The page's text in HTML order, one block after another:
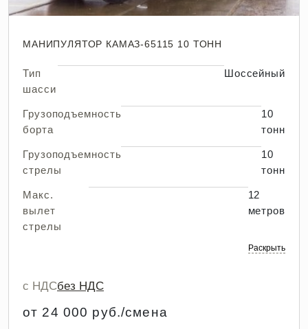
МАНИПУЛЯТОР КАМАЗ-65115 10 ТОНН
Тип
шасси
Шоссейный
Грузоподъемность
борта
10
тонн
Грузоподъемность
стрелы
10
тонн
Макс.
вылет
стрелы
12
метров
Раскрыть
с НДСбез НДС
от 24 000 руб./смена